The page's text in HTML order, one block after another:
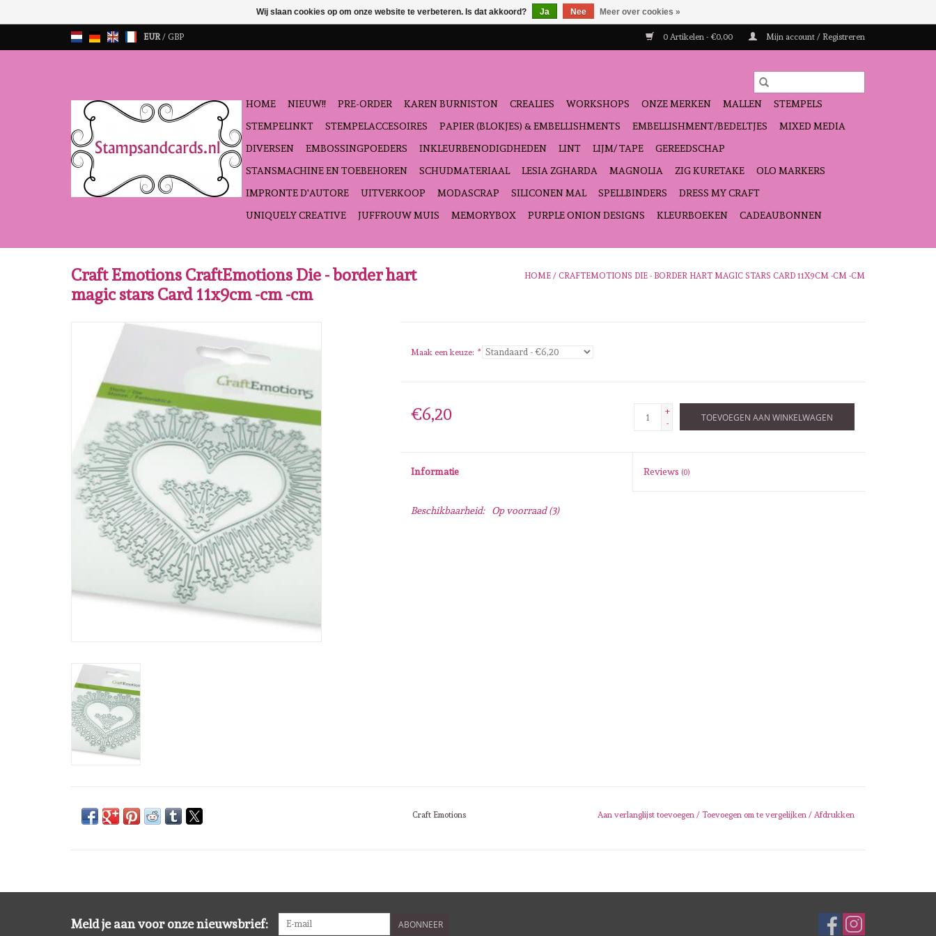
EUR/ GBP 0 Artikelen - €0,00 Mijn account / Registreren
HOME NIEUW!! PRE-ORDER KAREN BURNISTON CREALIES WORKSHOPS ONZE MERKEN MALLEN
STEMPELS
STEMPELINKT
STEMPELACCESOIRES PAPIER (BLOKJES) & EMBELLISHMENTS EMBELLISHMENT/BEDELTJES
MIXED MEDIA
DIVERSEN
EMBOSSINGPOEDERS INKLEURBENODIGDHEDEN LINT LIJM/ TAPE
GEREEDSCHAP
STANSMACHINE EN TOEBEHOREN
SCHUDMATERIAAL LESIA ZGHARDA MAGNOLIA ZIG KURETAKE
OLO MARKERS
IMPRONTE D'AUTORE
UITVERKOOP MODASCRAP SILICONEN MAL SPELLBINDERS
DRESS MY CRAFT
UNIQUELY CREATIVE
JUFFROUW MUIS MEMORYBOX PURPLE ONION DESIGNS KLEURBOEKEN CADEAUBONNEN
Craft Emotions CraftEmotions Die - border hart
magic stars Card 11x9cm -cm -cm
HOME / CRAFTEMOTIONS DIE - BORDER HART MAGIC STARS CARD 11X9CM -CM -CM
Maak een keuze: *
€6,20
+
-
TOEVOEGEN AAN WINKELWAGEN
Informatie Reviews (0)
Beschikbaarheid: Op voorraad(3)
Craft Emotions Aan verlanglijst toevoegen / Toevoegen om te vergelijken / Afdrukken
Meld je aan voor onze nieuwsbrief: ABONNEER
Wij slaan cookies op om onze website te verbeteren. Is dat akkoord? Ja Nee Meer over cookies »